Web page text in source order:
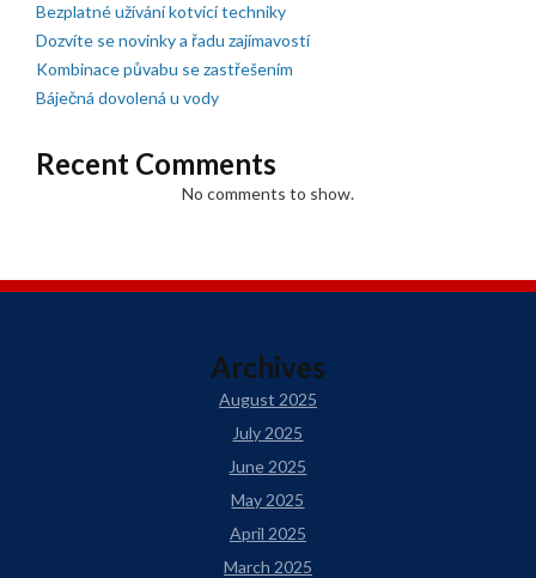
Bezplatné užívání kotvící techniky
Dozvíte se novinky a řadu zajímavostí
Kombinace půvabu se zastřešením
Báječná dovolená u vody
Recent Comments
No comments to show.
Archives
August 2025
July 2025
June 2025
May 2025
April 2025
March 2025